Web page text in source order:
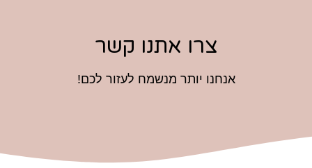
צרו אתנו קשר
אנחנו יותר מנשמח לעזור לכם!